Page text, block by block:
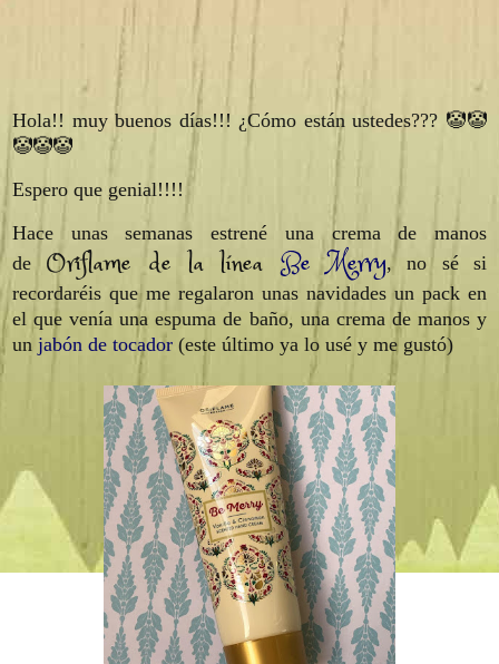
Hola!! muy buenos días!!! ¿Cómo están ustedes??? 🤡🤡
🤡🤡🤡
Espero que genial!!!!
Hace unas semanas estrené una crema de manos
de Oriflame de la líneaBe Merry, no sé si
recordaréis que me regalaron unas navidades un pack en
el que venía una espuma de baño, una crema de manos y
un jabón de tocador (este último ya lo usé y me gustó)